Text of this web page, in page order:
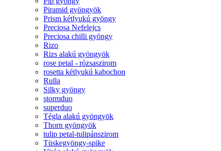
Piramid gyöngyök
Prism kétlyukú gyöngy
Preciosa Nefelejcs
Preciosa chilli gyöngy
Rizo
Rizs alakú gyöngyök
rose petal - rózsaszirom
rosetta kétlyukú kabochon
Rulla
Silky gyöngy
stormduo
superduo
Tégla alakú gyöngyök
Thorn gyöngyök
tulip petal-tulipánszirom
Tüskegyöngy-spike